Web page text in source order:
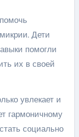
Дети
помогли
их в своей
увлекает и
гармоничному
социально